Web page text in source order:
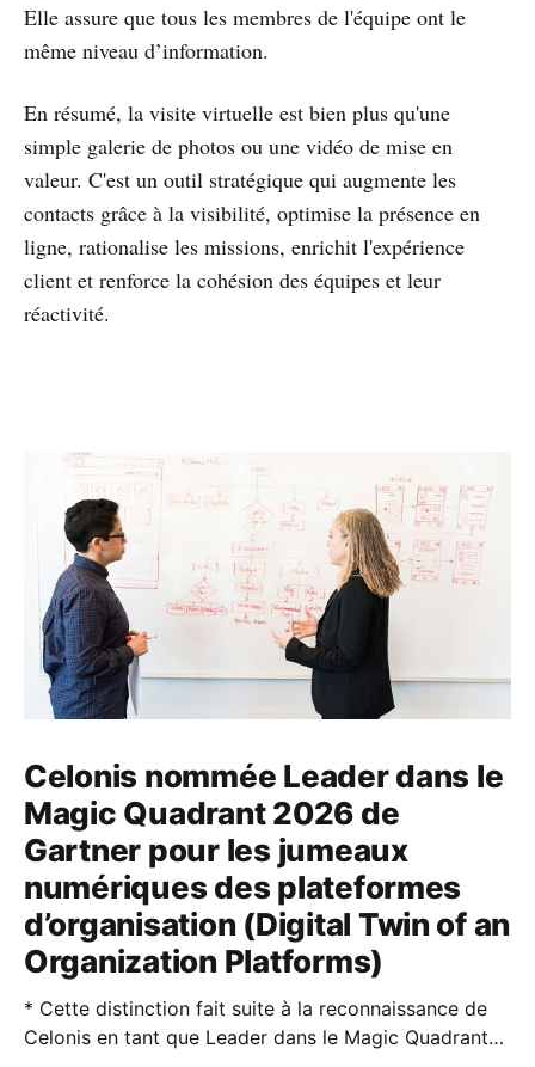
Elle assure que tous les membres de l'équipe ont le
même niveau d’information.
En résumé, la visite virtuelle est bien plus qu'une
simple galerie de photos ou une vidéo de mise en
valeur. C'est un outil stratégique qui augmente les
contacts grâce à la visibilité, optimise la présence en
ligne, rationalise les missions, enrichit l'expérience
client et renforce la cohésion des équipes et leur
réactivité.
Celonis nommée Leader dans le
Magic Quadrant 2026 de
Gartner pour les jumeaux
numériques des plateformes
d’organisation (Digital Twin of an
Organization Platforms)
* Cette distinction fait suite à la reconnaissance de
Celonis en tant que Leader dans le Magic Quadrant™